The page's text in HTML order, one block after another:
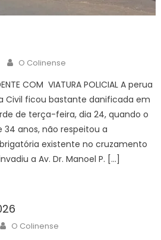
Author
O Colinense
COM VIATURA POLICIAL A perua
Civil ficou bastante danificada em
de terça-feira, dia 24, quando o
anos, não respeitou a
existente no cruzamento
a Av. Dr. Manoel P. […]
Author
O Colinense